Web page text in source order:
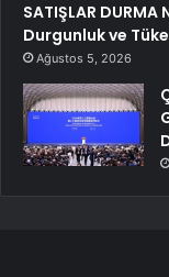
SATIŞLAR
Durgunluk ve
Ağustos 5, 2026